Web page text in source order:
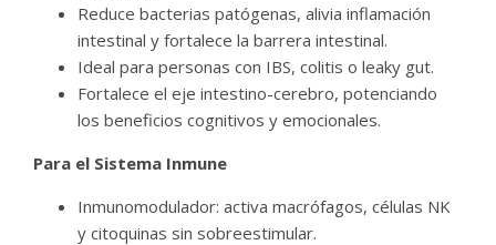
Reduce bacterias patógenas, alivia inflamación
intestinal y fortalece la barrera intestinal.
Ideal para personas con IBS, colitis o leaky gut.
Fortalece el eje intestino-cerebro, potenciando
los beneficios cognitivos y emocionales.
Para el Sistema Inmune
Inmunomodulador: activa macrófagos, células NK
y citoquinas sin sobreestimular.